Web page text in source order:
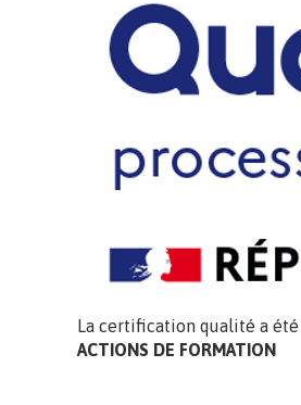
La certification qualité a
ACTIONS DE FORMATION